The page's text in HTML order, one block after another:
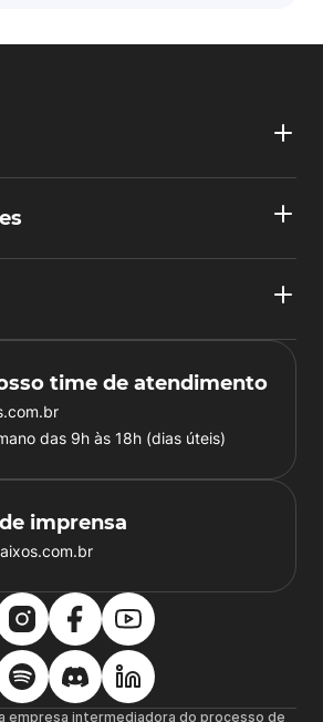
time de atendimento
das 9h às 18h (dias úteis)
imprensa
empresa intermediadora do processo de